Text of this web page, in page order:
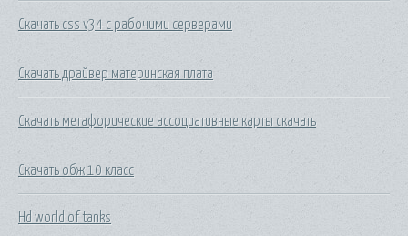
Скачать css v34 с рабочими серверами
Скачать драйвер материнская плата
Скачать метафорические ассоциативные карты скачать
Скачать обж 10 класс
Hd world of tanks